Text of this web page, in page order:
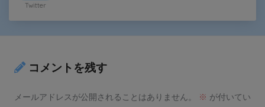
Twitter
コメントを残す
メールアドレスが公開されることはありません。 ※ が付いてい